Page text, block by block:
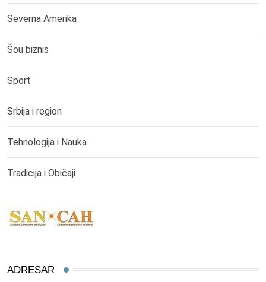
Severna Amerika
Šou biznis
Sport
Srbija i region
Tehnologija i Nauka
Tradicija i Običaji
ADRESAR